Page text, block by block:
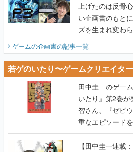
上げたのは反骨
い企画書のもと
ズを生まれ変わ
ビュー】
ゲームの企画書の記事一覧
若ゲのいたり〜ゲームクリエイタ
田中圭一のゲー
いたり』第2巻
智さん、『ゼビ
重なエピソード
【田中圭一連載：